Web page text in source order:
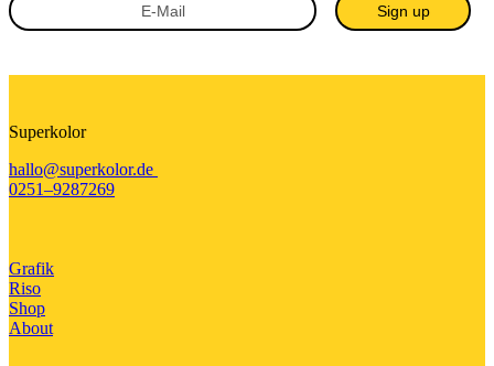
Sign up
Superkolor
hallo@superkolor.de
0251–9287269
Grafik
Riso
Shop
About